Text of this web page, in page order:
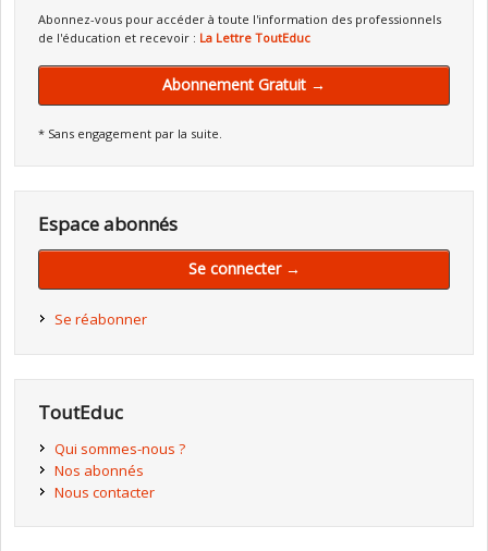
Abonnez-vous pour accéder à toute l'information des professionnels
de l'éducation et recevoir : La Lettre ToutEduc
Abonnement Gratuit →
* Sans engagement par la suite.
Espace abonnés
Se connecter →
Se réabonner
ToutEduc
Qui sommes-nous ?
Nos abonnés
Nous contacter